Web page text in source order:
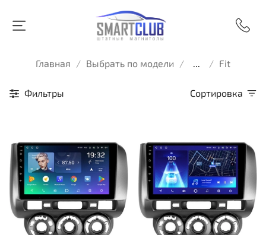
Главная Выбрать по модели ... Fit
Фильтры Сортировка